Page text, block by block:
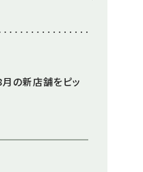
月の新店舗をピッ